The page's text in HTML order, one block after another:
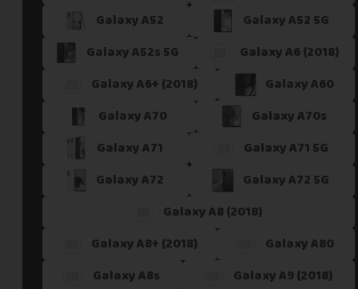
Galaxy A52
Galaxy A52 5G
Galaxy A52s 5G
Galaxy A6 (2018)
Galaxy A6+ (2018)
Galaxy A60
Galaxy A70
Galaxy A70s
Galaxy A71
Galaxy A71 5G
Galaxy A72
Galaxy A72 5G
Galaxy A8 (2018)
Galaxy A8+ (2018)
Galaxy A80
Galaxy A8s
Galaxy A9 (2018)